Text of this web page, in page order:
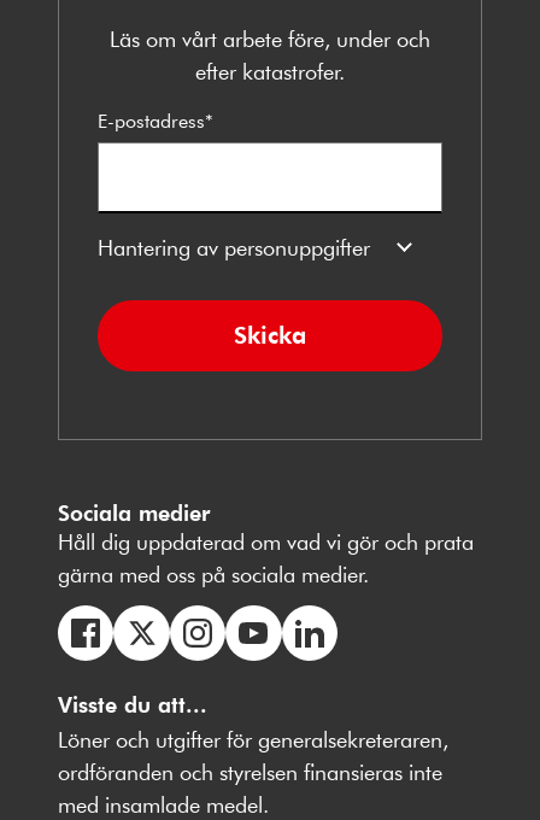
Läs om vårt arbete före, under och
efter katastrofer.
E-postadress*
Hantering av personuppgifter
Skicka
Sociala medier
Håll dig uppdaterad om vad vi gör och prata
gärna med oss på sociala medier.
oss
på
Facebbok
oss
på
oss
på
Instagram
på
Youtube
på
LinkedIn
Visste du att...
Löner och utgifter för generalsekreteraren,
ordföranden och styrelsen finansieras inte
med insamlade medel.